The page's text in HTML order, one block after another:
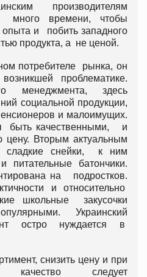
производителям
много времени, чтобы
и побить западного
продукта, а не ценой.
потребителе рынка, он
проблематике.
менеджмента, здесь
социальной продукции,
и малоимущих.
быть качественными, и
цену. Вторым актуальным
сладкие снейки, к ним
батончики.
на подростков.
и относительно
школьные закусочки
Украинский
остро нуждается в
снизить цену и при
следует